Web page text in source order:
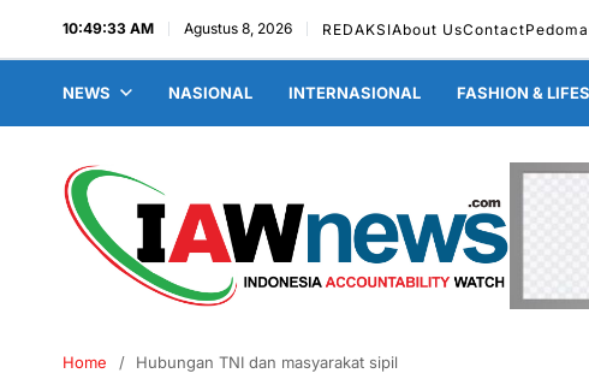
10:49:34 AM Agustus 8, 2026 REDAKSIAbout UsContact
NEWS NASIONAL INTERNASIONAL FASHION &
Home Hubungan TNI dan masyarakat sipil